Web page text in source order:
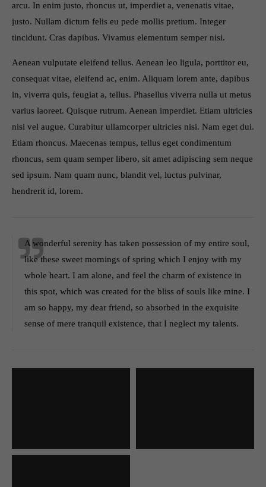
info@yourdomain.com
About us
Lorem ipsum dolor sit amet, consectetuer adipiscing elit.
Aenean commodo ligula eget dolor. Aenean massa. Cum
sociis natoque penatibus et magnis dis parturient montes,
nascetur ridiculus mus. Donec quam felis, ultricies nec.
arcu. In enim justo, rhoncus ut, imperdiet a, venenatis vitae,
justo. Nullam dictum felis eu pede mollis pretium. Integer
tincidunt. Cras dapibus. Vivamus elementum semper nisi.
Aenean vulputate eleifend tellus. Aenean leo ligula, porttitor eu,
consequat vitae, eleifend ac, enim. Aliquam lorem ante, dapibus
in, viverra quis, feugiat a, tellus. Phasellus viverra nulla ut metus
varius laoreet. Quisque rutrum. Aenean imperdiet. Etiam ultricies
nisi vel augue. Curabitur ullamcorper ultricies nisi. Nam eget dui.
Etiam rhoncus. Maecenas tempus, tellus eget condimentum
rhoncus, sem quam semper libero, sit amet adipiscing sem neque
sed ipsum. Nam quam nunc, blandit vel, luctus pulvinar,
hendrerit id, lorem.
A wonderful serenity has taken possession of my entire soul,
like these sweet mornings of spring which I enjoy with my
whole heart. I am alone, and feel the charm of existence in
this spot, which was created for the bliss of souls like mine. I
am so happy, my dear friend, so absorbed in the exquisite
sense of mere tranquil existence, that I neglect my talents.